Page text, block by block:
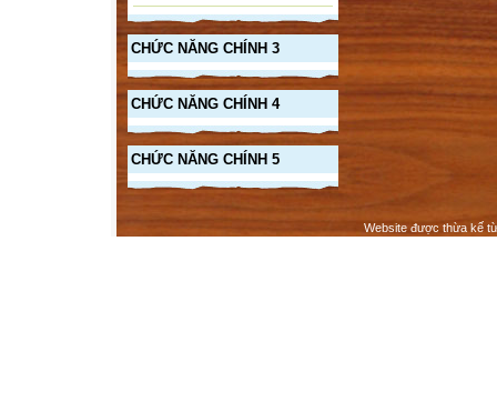
CHỨC NĂNG CHÍNH 3
CHỨC NĂNG CHÍNH 4
CHỨC NĂNG CHÍNH 5
Website được thừa kế